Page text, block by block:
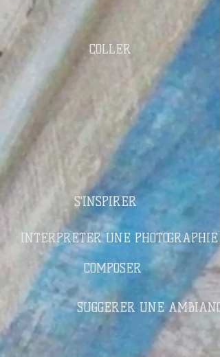
COLLER
S'INSPIRER
INTERPRETER UNE PHOTOGRAPHIE
COMPOSER
SUGGERER UNE